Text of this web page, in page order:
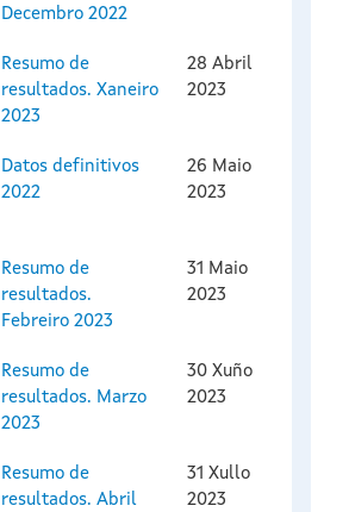
Decembro 2022
Resumo de
resultados. Xaneiro
2023
28 Abril
2023
Datos definitivos
2022
26 Maio
2023
Resumo de
resultados.
Febreiro 2023
31 Maio
2023
Resumo de
resultados. Marzo
2023
30 Xuño
2023
Resumo de
resultados. Abril
31 Xullo
2023